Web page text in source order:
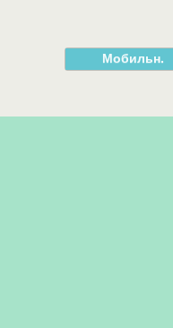
Мобильн.